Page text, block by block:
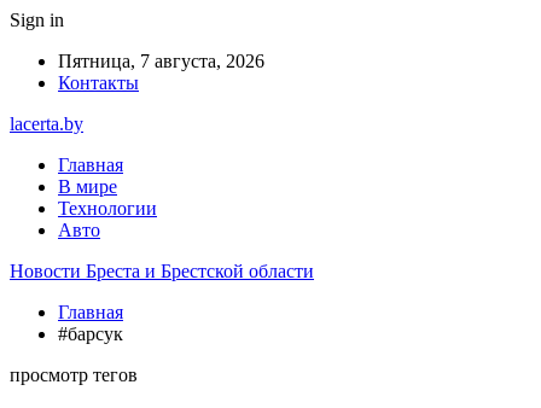
Sign in
Пятница, 7 августа, 2026
Контакты
lacerta.by
Главная
В мире
Технологии
Авто
Новости Бреста и Брестской области
Главная
#барсук
просмотр тегов